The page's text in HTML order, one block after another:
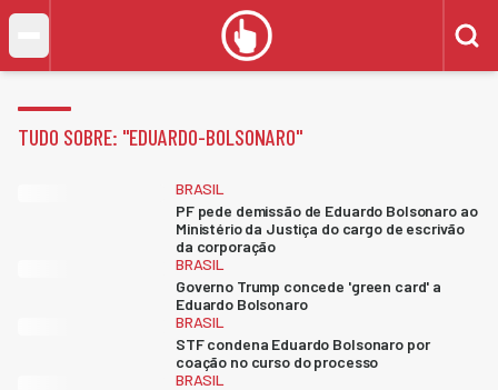
TUDO SOBRE: "EDUARDO-BOLSONARO"
BRASIL
PF pede demissão de Eduardo Bolsonaro ao
Ministério da Justiça do cargo de escrivão
da corporação
BRASIL
Governo Trump concede 'green card' a
Eduardo Bolsonaro
BRASIL
STF condena Eduardo Bolsonaro por
coação no curso do processo
BRASIL